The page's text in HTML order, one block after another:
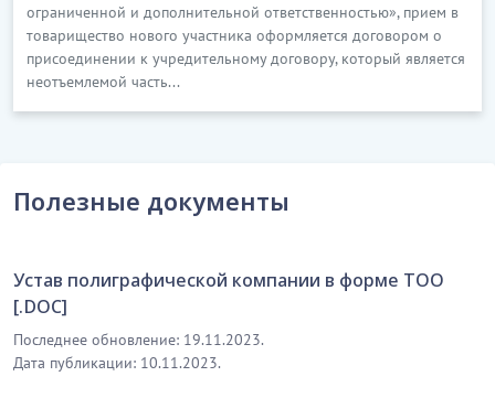
ограниченной и дополнительной ответственностью», прием в
товарищество нового участника оформляется договором о
присоединении к учредительному договору, который является
неотъемлемой часть...
Полезные документы
Устав полиграфической компании в форме ТОО
[.DOC]
Последнее обновление: 19.11.2023.
Дата публикации: 10.11.2023.